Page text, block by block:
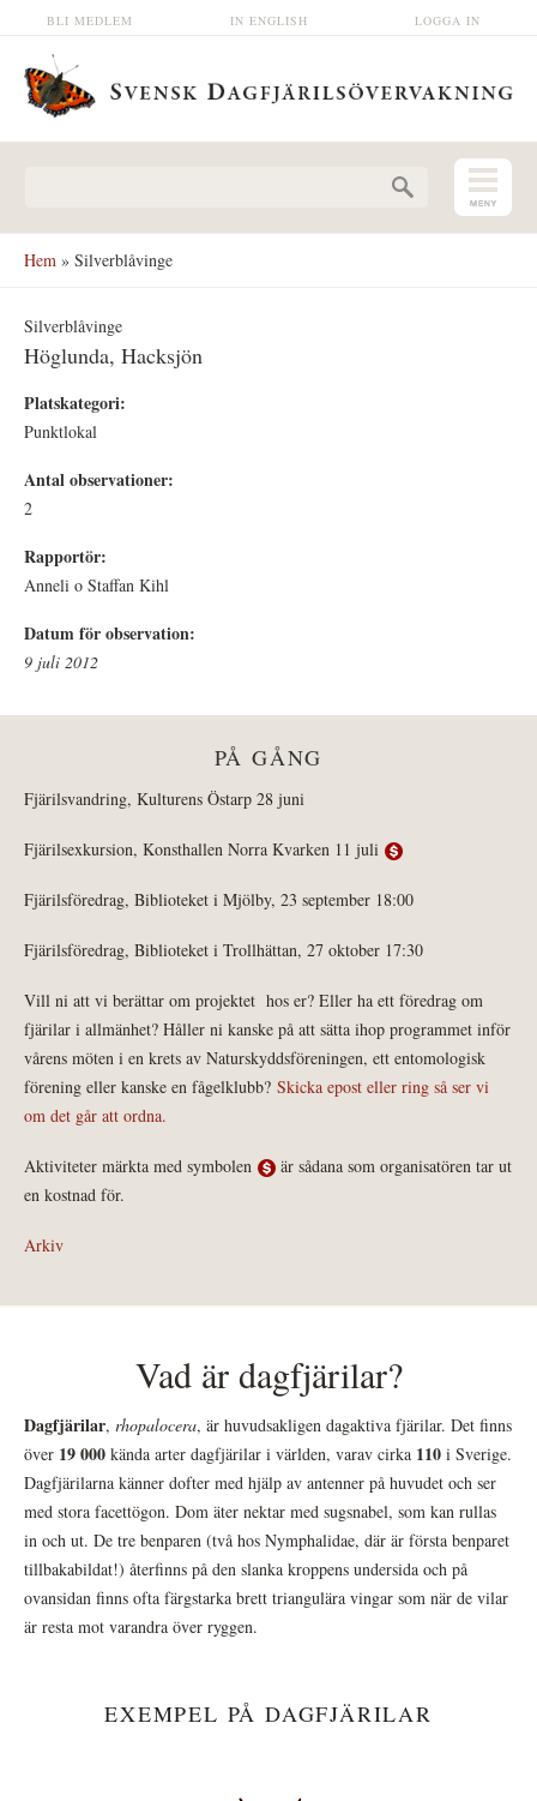
Hoppa till huvudinnehåll LOGGA IN
IN ENGLISH
BLI MEDLEM
Hem » Silverblåvinge
Silverblåvinge
Höglunda, Hacksjön
Platskategori:
Punktlokal
Antal observationer:
2
Rapportör:
Anneli o Staffan Kihl
Datum för observation:
9 juli 2012
PÅ GÅNG
Fjärilsvandring, Kulturens Östarp 28 juni
Fjärilsexkursion, Konsthallen Norra Kvarken 11 juli
Fjärilsföredrag, Biblioteket i Mjölby, 23 september 18:00
Fjärilsföredrag, Biblioteket i Trollhättan, 27 oktober 17:30
Vill ni att vi berättar om projektet hos er? Eller ha ett föredrag om
fjärilar i allmänhet? Håller ni kanske på att sätta ihop programmet inför
vårens möten i en krets av Naturskyddsföreningen, ett entomologisk
förening eller kanske en fågelklubb? Skicka epost eller ring så ser vi
om det går att ordna.
Aktiviteter märkta med symbolen
är sådana som organisatören tar ut
en kostnad för.
Arkiv
Vad är dagfjärilar?
Dagfjärilar, rhopalocera, är huvudsakligen dagaktiva fjärilar. Det finns
över 19 000 kända arter dagfjärilar i världen, varav cirka 110 i Sverige.
Dagfjärilarna känner dofter med hjälp av antenner på huvudet och ser
med stora facettögon. Dom äter nektar med sugsnabel, som kan rullas
in och ut. De tre benparen (två hos Nymphalidae, där är första benparet
tillbakabildat!) återfinns på den slanka kroppens undersida och på
ovansidan finns ofta färgstarka brett triangulära vingar som när de vilar
är resta mot varandra över ryggen.
EXEMPEL PÅ DAGFJÄRILAR